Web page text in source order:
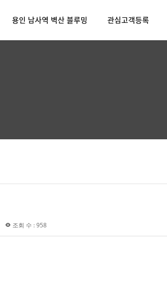
용인 남사역 벽산 블루밍 관심고객등록
조회 수 : 958